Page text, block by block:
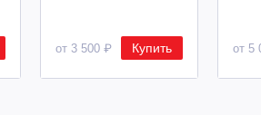
от 3 500 ₽ Купить от 5